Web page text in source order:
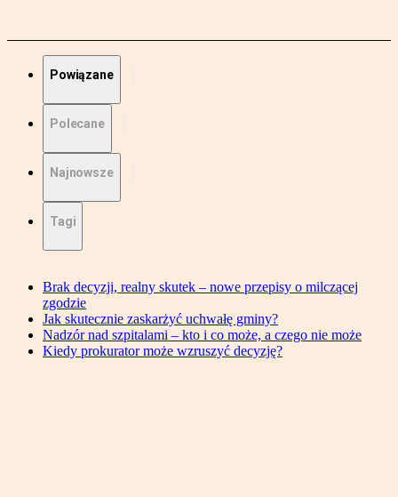
Powiązane
Polecane
Najnowsze
Tagi
Brak decyzji, realny skutek – nowe przepisy o milczącej
zgodzie
Jak skutecznie zaskarżyć uchwałę gminy?
Nadzór nad szpitalami – kto i co może, a czego nie może
Kiedy prokurator może wzruszyć decyzję?